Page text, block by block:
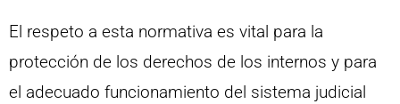
El respeto a esta normativa es vital para la
protección de los derechos de los internos y para
el adecuado funcionamiento del sistema judicial